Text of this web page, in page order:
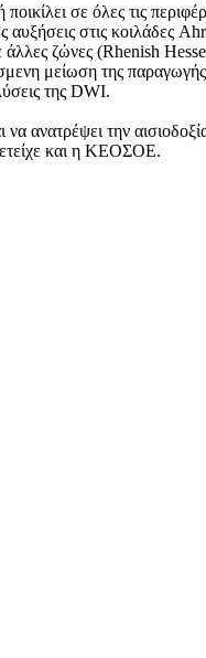
σε όλες τις
στις κοιλάδες
ζώνες (Rhenish
μείωση της
της DWI.
να ανατρέψει την
και η ΚΕΟΣΟΕ.